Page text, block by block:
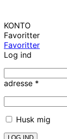
KONTO
Favoritter
Favoritter
Log ind
adresse *
Husk mig